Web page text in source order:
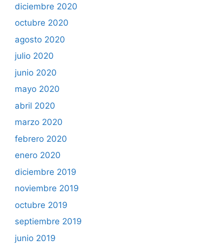
diciembre 2020
octubre 2020
agosto 2020
julio 2020
junio 2020
mayo 2020
abril 2020
marzo 2020
febrero 2020
enero 2020
diciembre 2019
noviembre 2019
octubre 2019
septiembre 2019
junio 2019